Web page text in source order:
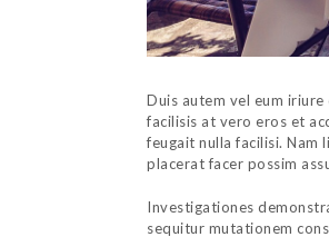
Duis autem vel eum
facilisis at vero eros et
feugait nulla facilisi. Nam
placerat facer possim
Investigationes
sequitur mutationem